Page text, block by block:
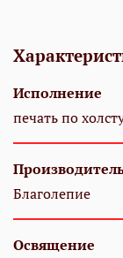
Исполнение
печать по
Благолепие
Освящение